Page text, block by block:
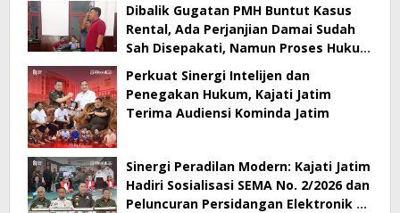
Dibalik Gugatan PMH Buntut Kasus
Rental, Ada Perjanjian Damai Sudah
Sah Disepakati, Namun Proses Hukum
Berlanjut
Perkuat Sinergi Intelijen dan
Penegakan Hukum, Kajati Jatim
Terima Audiensi Kominda Jatim
Sinergi Peradilan Modern: Kajati Jatim
Hadiri Sosialisasi SEMA No. 2/2026 dan
Peluncuran Persidangan Elektronik di